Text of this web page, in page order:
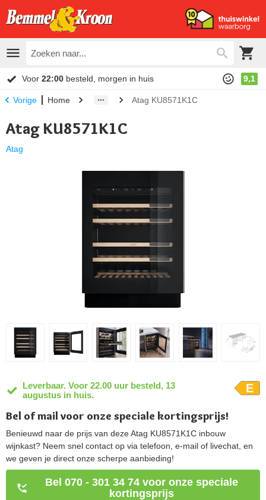
Voor 22:00 besteld, morgen in huis 9,1
Vorige Home Atag KU8571K1C
Atag KU8571K1C
Atag
Leverbaar. Voor 22.00 uur besteld, 13
augustus in huis.
E
Bel of mail voor onze speciale kortingsprijs!
Benieuwd naar de prijs van deze Atag KU8571K1C inbouw
wijnkast? Neem snel contact op via telefoon, e-mail of livechat, en
we geven je direct onze scherpe aanbieding!
Bel 070 - 301 34 74 voor onze speciale
kortingsprijs